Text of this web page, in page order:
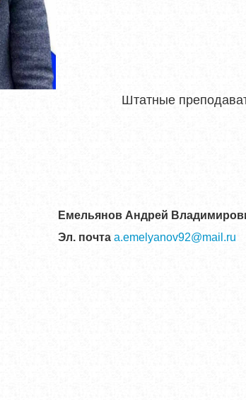
Штатные
Емельянов Андрей
Эл. почта a.emelyanov92@mail.ru